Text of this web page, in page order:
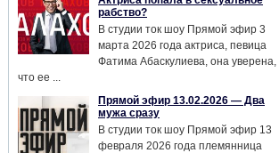
рабство?
В студии ток шоу Прямой эфир 3
марта 2026 года актриса, певица
Фатима Абаскулиева, она уверена,
что ее ...
Прямой эфир 13.02.2026 — Два
мужа сразу
В студии ток шоу Прямой эфир 13
февраля 2026 года племянница